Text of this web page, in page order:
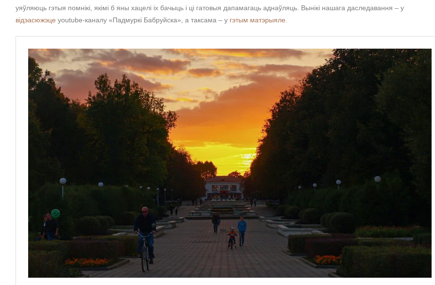
уяўляюць гэтыя помнікі, якімі б яны хацелі іх бачыць і ці гатовыя дапамагаць аднаўляць. Вынікі нашага даследавання – у
відэасюжэце youtube-каналу «Падмуркі Бабруйска», а таксама – у гэтым матэрыяле